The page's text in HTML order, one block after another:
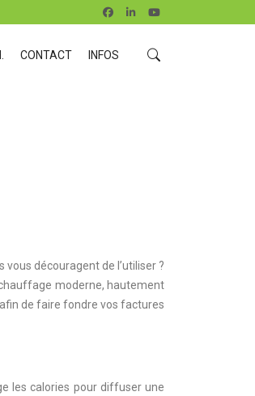
CONTACT INFOS
découragent de l’utiliser ?
moderne, hautement
de faire fondre vos factures
les calories pour diffuser une